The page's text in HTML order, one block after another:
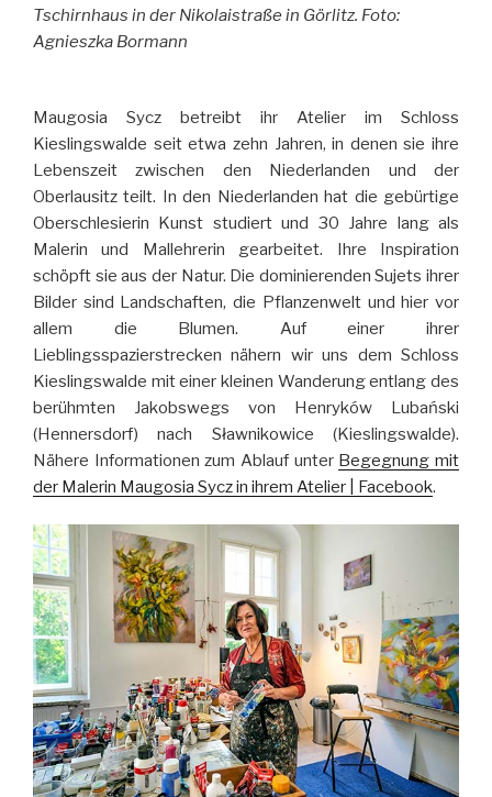
Tschirnhaus in der Nikolaistraße in Görlitz. Foto:
Agnieszka Bormann
Maugosia Sycz betreibt ihr Atelier im Schloss
Kieslingswalde seit etwa zehn Jahren, in denen sie ihre
Lebenszeit zwischen den Niederlanden und der
Oberlausitz teilt. In den Niederlanden hat die gebürtige
Oberschlesierin Kunst studiert und 30 Jahre lang als
Malerin und Mallehrerin gearbeitet. Ihre Inspiration
schöpft sie aus der Natur. Die dominierenden Sujets ihrer
Bilder sind Landschaften, die Pflanzenwelt und hier vor
allem die Blumen. Auf einer ihrer
Lieblingsspazierstrecken nähern wir uns dem Schloss
Kieslingswalde mit einer kleinen Wanderung entlang des
berühmten Jakobswegs von Henryków Lubański
(Hennersdorf) nach Sławnikowice (Kieslingswalde).
Nähere Informationen zum Ablauf unter Begegnung mit
der Malerin Maugosia Sycz in ihrem Atelier | Facebook.